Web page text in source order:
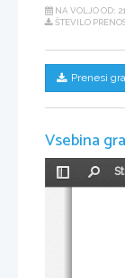
NA VOLJO OD:
ŠTEVILO
Prenesi
Vsebina
Preklopi